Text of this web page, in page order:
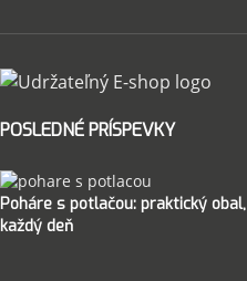
POSLEDNÉ PRÍSPEVKY
Poháre s potlačou: praktický
každý deň